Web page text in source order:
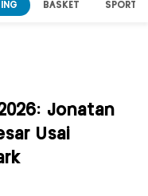
BASKET SPORT
Jonatan
Usai